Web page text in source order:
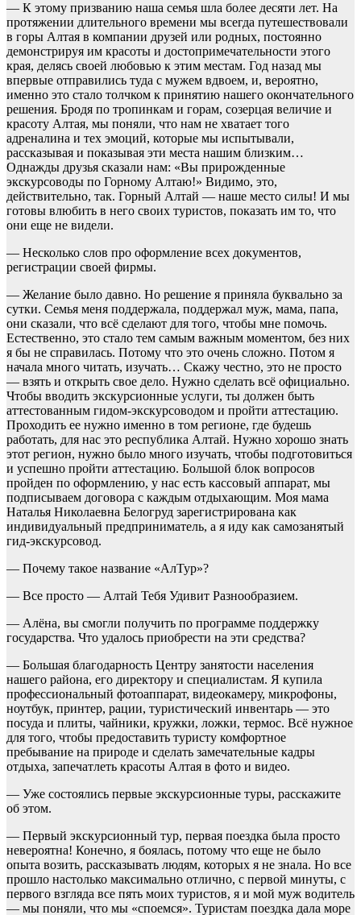
— К этому призванию наша семья шла более десяти лет. На
протяжении длительного времени мы всегда путешествовали
в горы Алтая в компании друзей или родных, постоянно
демонстрируя им красоты и достопримечательности этого
края, делясь своей любовью к этим местам. Год назад мы
впервые отправились туда с мужем вдвоем, и, вероятно,
именно это стало толчком к принятию нашего окончательного
решения. Бродя по тропинкам и горам, созерцая величие и
красоту Алтая, мы поняли, что нам не хватает того
адреналина и тех эмоций, которые мы испытывали,
рассказывая и показывая эти места нашим близким…
Однажды друзья сказали нам: «Вы прирожденные
экскурсоводы по Горному Алтаю!» Видимо, это,
действительно, так. Горный Алтай — наше место силы! И мы
готовы влюбить в него своих туристов, показать им то, что
они еще не видели.
— Несколько слов про оформление всех документов,
регистрации своей фирмы.
— Желание было давно. Но решение я приняла буквально за
сутки. Семья меня поддержала, поддержал муж, мама, папа,
они сказали, что всё сделают для того, чтобы мне помочь.
Естественно, это стало тем самым важным моментом, без них
я бы не справилась. Потому что это очень сложно. Потом я
начала много читать, изучать… Скажу честно, это не просто
— взять и открыть свое дело. Нужно сделать всё официально.
Чтобы вводить экскурсионные услуги, ты должен быть
аттестованным гидом-экскурсоводом и пройти аттестацию.
Проходить ее нужно именно в том регионе, где будешь
работать, для нас это республика Алтай. Нужно хорошо знать
этот регион, нужно было много изучать, чтобы подготовиться
и успешно пройти аттестацию. Большой блок вопросов
пройден по оформлению, у нас есть кассовый аппарат, мы
подписываем договора с каждым отдыхающим. Моя мама
Наталья Николаевна Белогруд зарегистрирована как
индивидуальный предприниматель, а я иду как самозанятый
гид-экскурсовод.
— Почему такое название «АлТур»?
— Все просто — Алтай Тебя Удивит Разнообразием.
— Алёна, вы смогли получить по программе поддержку
государства. Что удалось приобрести на эти средства?
— Большая благодарность Центру занятости населения
нашего района, его директору и специалистам. Я купила
профессиональный фотоаппарат, видеокамеру, микрофоны,
ноутбук, принтер, рации, туристический инвентарь — это
посуда и плиты, чайники, кружки, ложки, термос. Всё нужное
для того, чтобы предоставить туристу комфортное
пребывание на природе и сделать замечательные кадры
отдыха, запечатлеть красоты Алтая в фото и видео.
— Уже состоялись первые экскурсионные туры, расскажите
об этом.
— Первый экскурсионный тур, первая поездка была просто
невероятна! Конечно, я боялась, потому что еще не было
опыта возить, рассказывать людям, которых я не знала. Но все
прошло настолько максимально отлично, с первой минуты, с
первого взгляда все пять моих туристов, я и мой муж водитель
— мы поняли, что мы «споемся». Туристам поездка дала море